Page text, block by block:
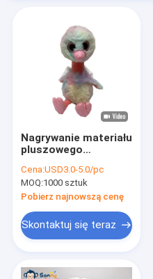
Nagrywanie materiału
pluszowego
Flamingo Tie Dye
Cena:USD3.0-5.0/pc
MOQ:1000 sztuk
Pobierz najnowszą cenę
Skontaktuj się teraz